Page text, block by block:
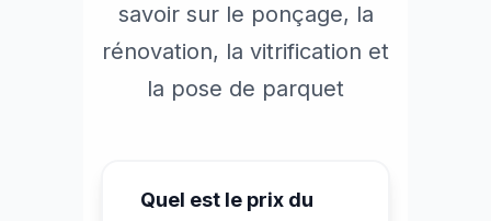
savoir sur le ponçage, la
rénovation, la vitrification et
la pose de parquet
Quel est le prix du